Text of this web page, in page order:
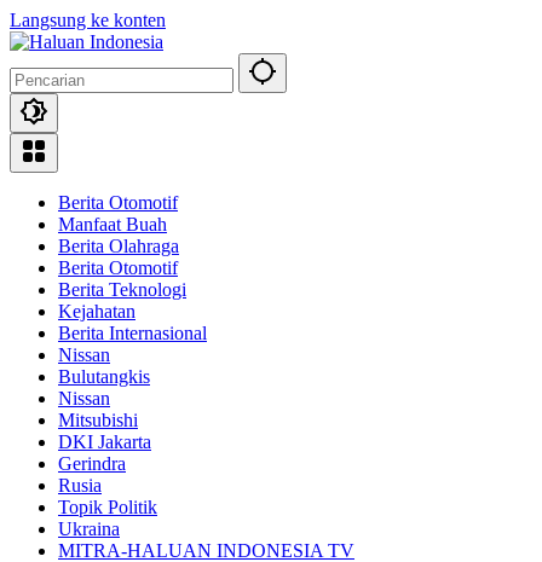
Langsung ke konten
Berita Otomotif
Manfaat Buah
Berita Olahraga
Berita Otomotif
Berita Teknologi
Kejahatan
Berita Internasional
Nissan
Bulutangkis
Nissan
Mitsubishi
DKI Jakarta
Gerindra
Rusia
Topik Politik
Ukraina
MITRA-HALUAN INDONESIA TV